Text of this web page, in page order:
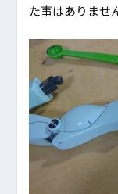
た事はありませ